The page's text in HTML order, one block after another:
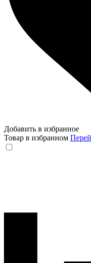
Добавить в избранное
Товар в избранном